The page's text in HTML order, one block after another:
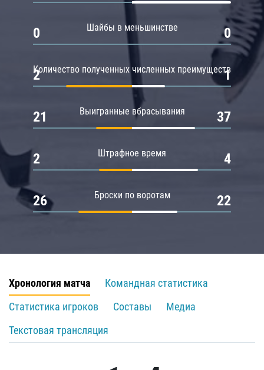
Шайбы в меньшинстве
0 0
Количество полученных численных преимуществ
2 1
Выигранные вбрасывания
21 37
Штрафное время
2 4
Броски по воротам
26 22
Хронология матча
Командная статистика
Статистика игроков
Составы
Медиа
Текстовая трансляция